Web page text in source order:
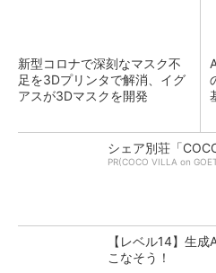
新型コロナで深刻なマスク不
足を3Dプリンタで解消、イグ
アスが3Dマスクを開発
シェア別荘「
PR(COCO VILLA on
【レベル14】生
こなそう！